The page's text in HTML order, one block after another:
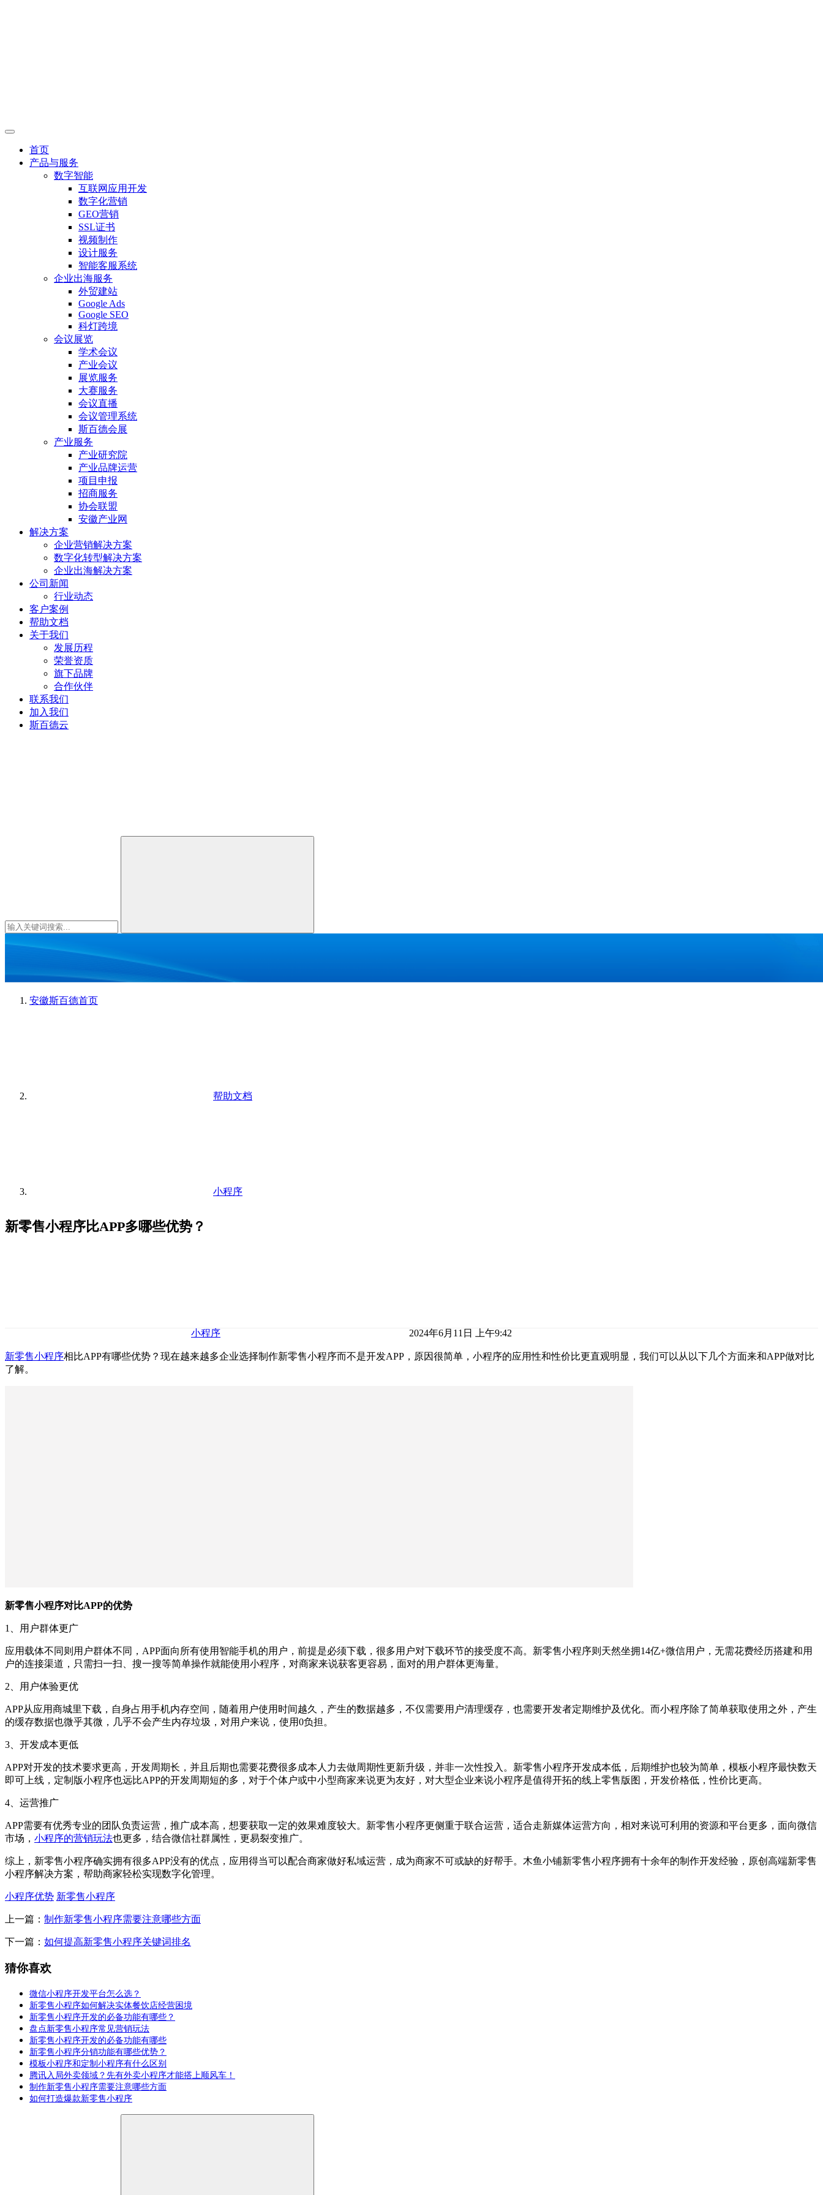
首页
产品与服务
数字智能
互联网应用开发
数字化营销
GEO营销
SSL证书
视频制作
设计服务
智能客服系统
企业出海服务
外贸建站
Google Ads
Google SEO
科灯跨境
会议展览
学术会议
产业会议
展览服务
大赛服务
会议直播
会议管理系统
斯百德会展
产业服务
产业研究院
产业品牌运营
项目申报
招商服务
协会联盟
安徽产业网
解决方案
企业营销解决方案
数字化转型解决方案
企业出海解决方案
公司新闻
行业动态
客户案例
帮助文档
关于我们
发展历程
荣誉资质
旗下品牌
合作伙伴
联系我们
加入我们
斯百德云
安徽斯百德首页
帮助文档
小程序
新零售小程序比APP多哪些优势？
小程序 2024年6月11日 上午9:42
新零售小程序相比APP有哪些优势？现在越来越多企业选择制作新零售小程序而不是开发APP，原因很简单，小程序的应用性和性价比更直观明显，我们可以从以下几个方面来和APP做对比
了解。
新零售小程序对比APP的优势
1、用户群体更广
应用载体不同则用户群体不同，APP面向所有使用智能手机的用户，前提是必须下载，很多用户对下载环节的接受度不高。新零售小程序则天然坐拥14亿+微信用户，无需花费经历搭建和用
户的连接渠道，只需扫一扫、搜一搜等简单操作就能使用小程序，对商家来说获客更容易，面对的用户群体更海量。
2、用户体验更优
APP从应用商城里下载，自身占用手机内存空间，随着用户使用时间越久，产生的数据越多，不仅需要用户清理缓存，也需要开发者定期维护及优化。而小程序除了简单获取使用之外，产生
的缓存数据也微乎其微，几乎不会产生内存垃圾，对用户来说，使用0负担。
3、开发成本更低
APP对开发的技术要求更高，开发周期长，并且后期也需要花费很多成本人力去做周期性更新升级，并非一次性投入。新零售小程序开发成本低，后期维护也较为简单，模板小程序最快数天
即可上线，定制版小程序也远比APP的开发周期短的多，对于个体户或中小型商家来说更为友好，对大型企业来说小程序是值得开拓的线上零售版图，开发价格低，性价比更高。
4、运营推广
APP需要有优秀专业的团队负责运营，推广成本高，想要获取一定的效果难度较大。新零售小程序更侧重于联合运营，适合走新媒体运营方向，相对来说可利用的资源和平台更多，面向微信
市场， 小程序的营销玩法也更多，结合微信社群属性，更易裂变推广。
综上，新零售小程序确实拥有很多APP没有的优点，应用得当可以配合商家做好私域运营，成为商家不可或缺的好帮手。木鱼小铺新零售小程序拥有十余年的制作开发经验，原创高端新零售
小程序解决方案，帮助商家轻松实现数字化管理。
小程序优势 新零售小程序
上一篇： 制作新零售小程序需要注意哪些方面
下一篇： 如何提高新零售小程序关键词排名
猜你喜欢
微信小程序开发平台怎么选？
新零售小程序如何解决实体餐饮店经营困境
新零售小程序开发的必备功能有哪些？
盘点新零售小程序常见营销玩法
新零售小程序开发的必备功能有哪些
新零售小程序分销功能有哪些优势？
模板小程序和定制小程序有什么区别
腾讯入局外卖领域？先有外卖小程序才能搭上顺风车！
制作新零售小程序需要注意哪些方面
如何打造爆款新零售小程序